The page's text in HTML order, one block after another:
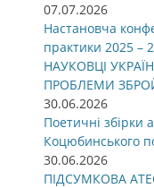
07.07.2026
Настановча
практики 2025 –
НАУКОВЦІ
ПРОБЛЕМИ
30.06.2026
Поетичні збірки
Коцюбинського
30.06.2026
ПІДСУМКОВА